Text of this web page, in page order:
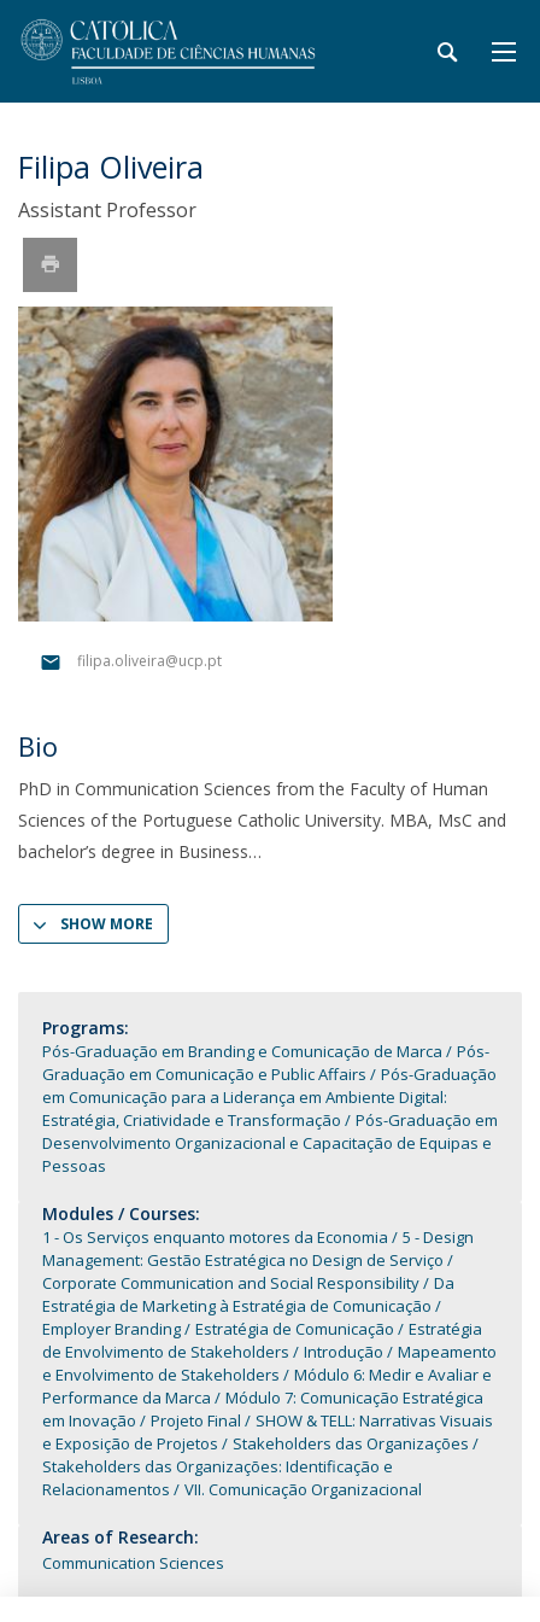
Filipa Oliveira
Assistant Professor
filipa.oliveira@ucp.pt
Bio
PhD in Communication Sciences from the Faculty of Human
Sciences of the Portuguese Catholic University. MBA, MsC and
bachelor’s degree in Business
SHOW MORE
Programs:
Pós-Graduação em Branding e Comunicação de Marca
Pós-
Graduação em Comunicação e Public Affairs
Pós-Graduação
em Comunicação para a Liderança em Ambiente Digital:
Estratégia, Criatividade e Transformação
Pós-Graduação em
Desenvolvimento Organizacional e Capacitação de Equipas e
Pessoas
Modules / Courses:
1 - Os Serviços enquanto motores da Economia
5 - Design
Management: Gestão Estratégica no Design de Serviço
Corporate Communication and Social Responsibility
Da
Estratégia de Marketing à Estratégia de Comunicação
Employer Branding
Estratégia de Comunicação
Estratégia
de Envolvimento de Stakeholders
Introdução
Mapeamento
e Envolvimento de Stakeholders
Módulo 6: Medir e Avaliar e
Performance da Marca
Módulo 7: Comunicação Estratégica
em Inovação
Projeto Final
SHOW & TELL: Narrativas Visuais
e Exposição de Projetos
Stakeholders das Organizações
Stakeholders das Organizações: Identificação e
Relacionamentos
VII. Comunicação Organizacional
Areas of Research:
Communication Sciences